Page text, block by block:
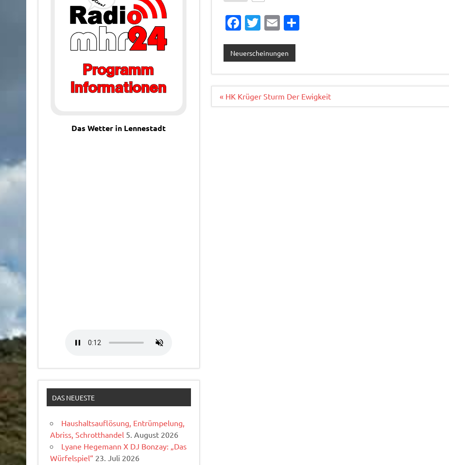
Fa
e
b
o
o
T
it
te
r
E
ai
l
T
n
Neuerscheinungen
Beitragsnavigation
« HK Krüger Sturm Der Ewigkeit
Das Wetter in Lennestadt
DAS NEUESTE
Haushaltsauflösung, Entrümpelung,
Abriss, Schrotthandel 5. August 2026
Lyane Hegemann X DJ Bonzay: „Das
Würfelspiel“ 23. Juli 2026